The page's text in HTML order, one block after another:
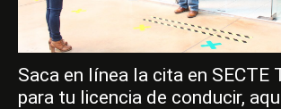
Saca en línea la cita en SECTE
para tu licencia de conducir,